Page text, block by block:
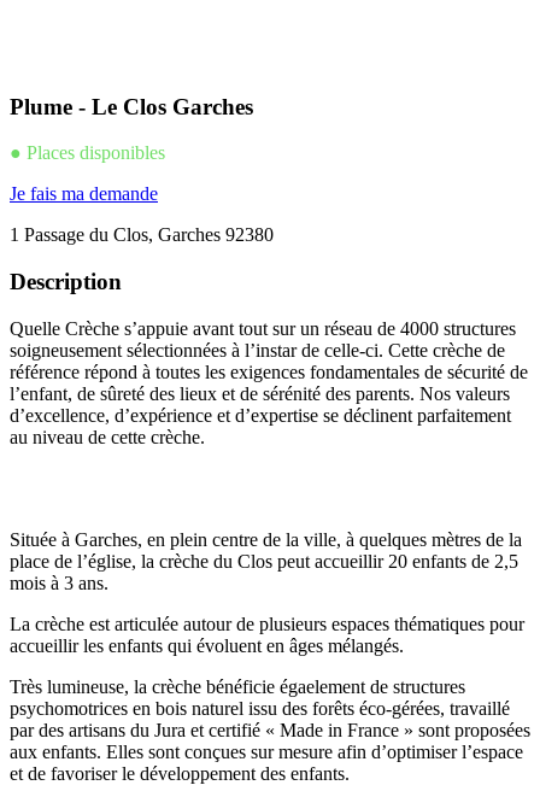
Plume - Le Clos Garches
● Places disponibles
Je fais ma demande
1 Passage du Clos, Garches 92380
Description
Quelle Crèche s’appuie avant tout sur un réseau de 4000 structures
soigneusement sélectionnées à l’instar de celle-ci. Cette crèche de
référence répond à toutes les exigences fondamentales de sécurité de
l’enfant, de sûreté des lieux et de sérénité des parents. Nos valeurs
d’excellence, d’expérience et d’expertise se déclinent parfaitement
au niveau de cette crèche.
Située à Garches, en plein centre de la ville, à quelques mètres de la
place de l’église, la crèche du Clos peut accueillir 20 enfants de 2,5
mois à 3 ans.
La crèche est articulée autour de plusieurs espaces thématiques pour
accueillir les enfants qui évoluent en âges mélangés.
Très lumineuse, la crèche bénéficie égaelement de structures
psychomotrices en bois naturel issu des forêts éco-gérées, travaillé
par des artisans du Jura et certifié « Made in France » sont proposées
aux enfants. Elles sont conçues sur mesure afin d’optimiser l’espace
et de favoriser le développement des enfants.